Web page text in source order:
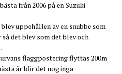
från 2006 på en Suzuki
uppehållen av en snubbe som
det blev som det blev och
flaggpostering flyttas 200m
år blir det nog inga